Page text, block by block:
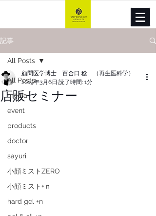
記事
All Posts
media
event
products
doctor
sayuri
小顔ミストZERO
小顔ミスト+ｎ
hard gel +n
All Posts
店販セミナー
顧問医学博士 百合口 稔 （再生医科学）
2019年3月6日 読了時間: 1分